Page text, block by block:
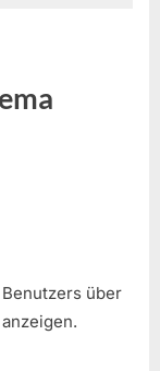
über